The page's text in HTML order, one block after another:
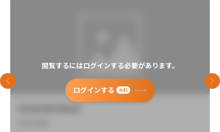
閲覧するにはログインする必要があります。
ログインする 無料
前のスライド 次